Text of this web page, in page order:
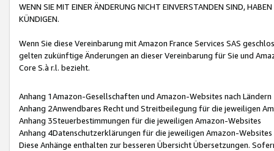
WENN SIE MIT EINER ÄNDERUNG NICHT EINVERSTANDEN SIND,
KÜNDIGEN.
Wenn Sie diese Vereinbarung mit Amazon France Services SAS
gelten zukünftige Änderungen an dieser Vereinbarung für Sie und
Core S.à r.l. bezieht.
Anhang 1Amazon-Gesellschaften und Amazon-Websites nach Ländern
Anhang 2Anwendbares Recht und Streitbeilegung für die jeweiligen
Anhang 3Steuerbestimmungen für die jeweiligen Amazon-Websites
Anhang 4Datenschutzerklärungen für die jeweiligen Amazon-Websites
Diese Anhänge enthalten zur besseren Übersicht Übersetzungen.